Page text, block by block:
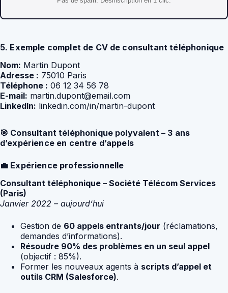
5. Exemple complet de CV de consultant téléphonique
Nom: Martin Dupont
Adresse : 75010 Paris
Téléphone : 06 12 34 56 78
E-mail: martin.dupont@email.com
LinkedIn: linkedin.com/in/martin-dupont
🎯 Consultant téléphonique polyvalent – ​​3 ans
d’expérience en centre d’appels
💼 Expérience professionnelle
Consultant téléphonique – Société Télécom Services
(Paris)
Janvier 2022 – aujourd’hui
Gestion de 60 appels entrants/jour (réclamations,
demandes d’informations).
Résoudre 90% des problèmes en un seul appel
(objectif : 85%).
Former les nouveaux agents à scripts d’appel et
outils CRM (Salesforce).